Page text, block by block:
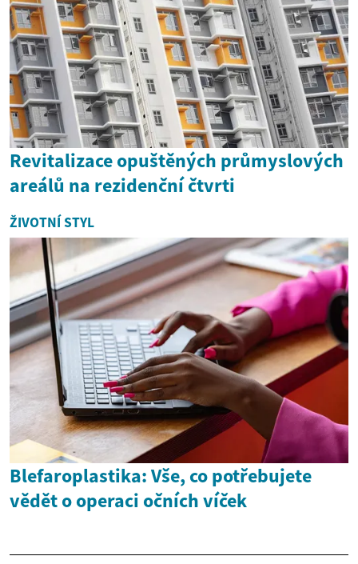
Revitalizace opuštěných průmyslových
areálů na rezidenční čtvrti
ŽIVOTNÍ STYL
Blefaroplastika: Vše, co potřebujete
vědět o operaci očních víček